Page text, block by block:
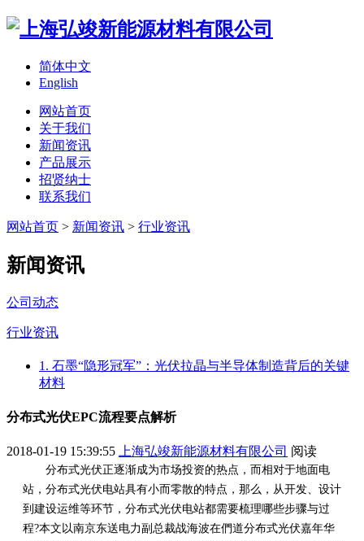
简体中文
English
网站首页
关于我们
新闻资讯
产品展示
招贤纳士
联系我们
网站首页 > 新闻资讯 > 行业资讯
新闻资讯
公司动态
行业资讯
1. 石墨“隐形冠军”：光伏拉晶与半导体制造背后的关键
材料
分布式光伏EPC流程要点解析
2018-01-19 15:39:55 上海弘竣新能源材料有限公司 阅读
分布式光伏正逐渐成为市场投资的热点，而相对于地面电
站，分布式光伏电站具有小而零散的特点，那么，从开发、设计
到建设运维等环节，分布式光伏电站都需要梳理哪些步骤与过
程?本文以南京东送电力副总裁战海波在們道分布式光伏嘉年华